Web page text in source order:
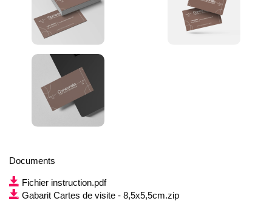
Documents
Fichier instruction.pdf
Gabarit Cartes de visite - 8,5x5,5cm.zip